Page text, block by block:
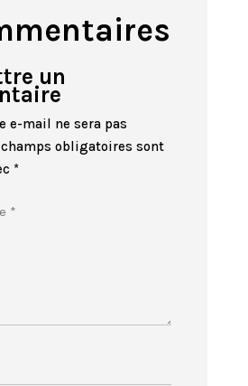
un
e-mail ne sera pas
champs obligatoires sont
*